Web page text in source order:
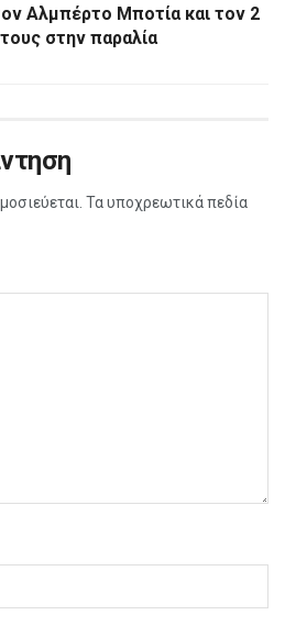
Αλμπέρτο Μποτία και τον 2
στην παραλία
Τα υποχρεωτικά πεδία